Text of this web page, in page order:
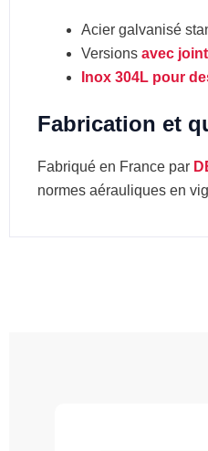
Acier galvanisé
Versions avec
Inox 304L pour
Fabrication et
Fabriqué en France par
normes aérauliques en